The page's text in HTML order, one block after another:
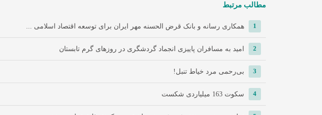
مطالب مرتبط
1 همکاری رسانه و بانک قرض الحسنه مهر ایران برای توسعه اقتصاد اسلامی ...
2 امید به مسافران پاییزی انجماد گردشگری در روزهای گرم تابستان
3 ‌بی‌رحمی مرد خیاط تنبل!
4 سکوت 163 میلیاردی شکست